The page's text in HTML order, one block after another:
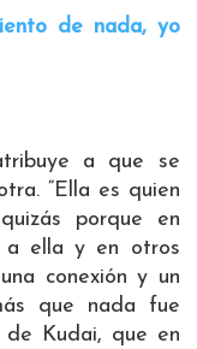
de nada, yo
a que se
“Ella es quien
porque en
a ella y en otros
conexión y un
que nada fue
Kudai, que en